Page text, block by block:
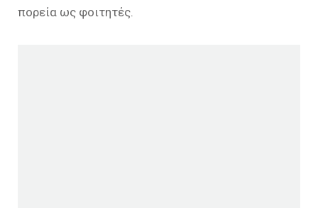
πορεία ως φοιτητές.